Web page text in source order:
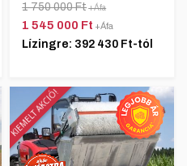
1 750 000 Ft+Áfa
1 545 000 Ft +Áfa
Lízingre: 392 430 Ft-tól
KIEMELT AKCIÓ!